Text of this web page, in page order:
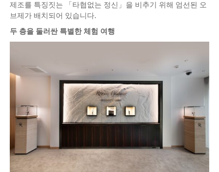
제조를 특징짓는 「타협없는 정신」을 비추기 위해 엄선된 오
브제가 배치되어 있습니다.
두 층을 둘러싼 특별한 체험 여행